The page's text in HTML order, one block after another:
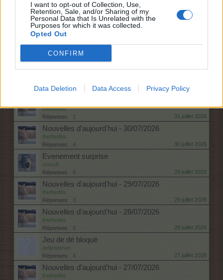
I want to opt-out of Collection, Use,
Retention, Sale, and/or Sharing of my
Personal Data that Is Unrelated with the
Purposes for which it was collected.
Opted Out
CONFIRM
Data Deletion Data Access Privacy Policy
thethedhs
Réponses:
0 1 août 2026
L'Été des Arnaqueurs - quêtes week end d'été
Baha - Mission 1
thethedhs
Réponses:
2
Doc Rezeda est de retour dans vos fermes avec
Réponses:
0 31 juillet 2026
thethedhs
Réponses:
1 31 juillet 2026
Nouvelles d'aujourd'hui - 30/07/2026
thethedhs
Réponses:
4 30 juillet 2026
Evenement surprise
onesdf
Réponses:
8 29 juillet 2026
Nouvelles d'aujourd'hui - 29/07/2026
thethedhs
Réponses:
3 29 juillet 2026
Nouvelles d'aujourd'hui - 28/07/2026
thethedhs
Réponses:
0 28 juillet 2026
Jeu de dé bloqué
dellywoman
Réponses:
4 27 juillet 2026
Nouvelles d'aujourd'hui - 27/07/2026
thethedhs